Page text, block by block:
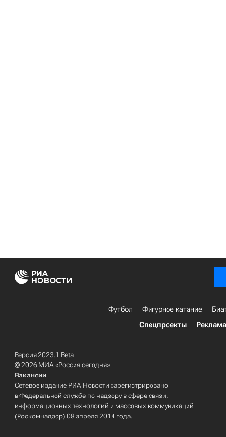
Футбол Фигурное катание
Спецпроекты
Реклама
Версия 2023.1 Beta
© 2026 МИА «Россия сегодня»
Вакансии
Сетевое издание РИА Новости зарегистрировано
в Федеральной службе по надзору в сфере связи,
информационных технологий и массовых коммуникаций
(Роскомнадзор) 08 апреля 2014 года.